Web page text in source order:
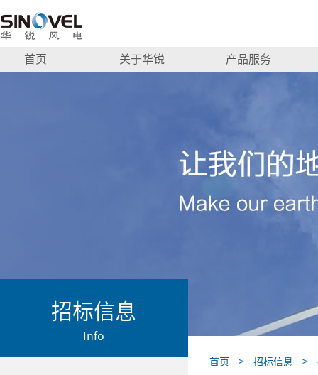
首页 关于华锐 产品服务
招标信息
Info
首页 > 招标信息 >